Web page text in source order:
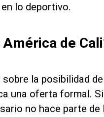
lo deportivo.
de
la posibilidad
una oferta formal.
no hace parte de